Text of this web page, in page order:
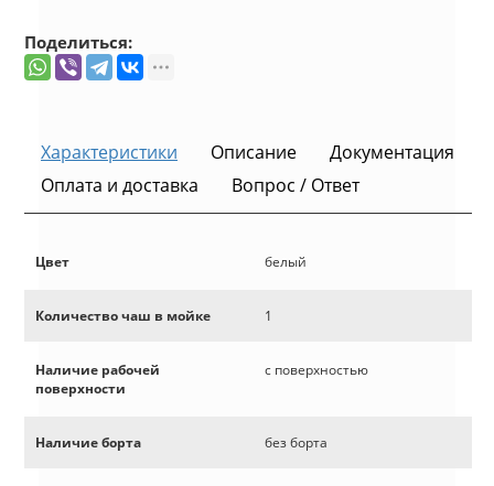
Поделиться:
Характеристики Описание
Документация
Оплата и доставка
Вопрос / Ответ
Цвет белый
Количество чаш в мойке 1
Наличие рабочей
поверхности
с поверхностью
Наличие борта без борта